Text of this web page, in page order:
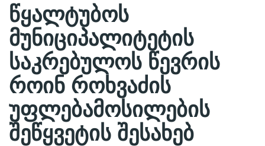
წყალტუბოს
მუნიციპალიტეტის
საკრებულოს წევრის
როინ როხვაძის
უფლებამოსილების
შეწყვეტის შესახებ